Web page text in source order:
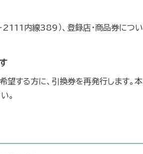
内線389）、登録店・商品券につい
する方に、引換券を再発行します。本
。